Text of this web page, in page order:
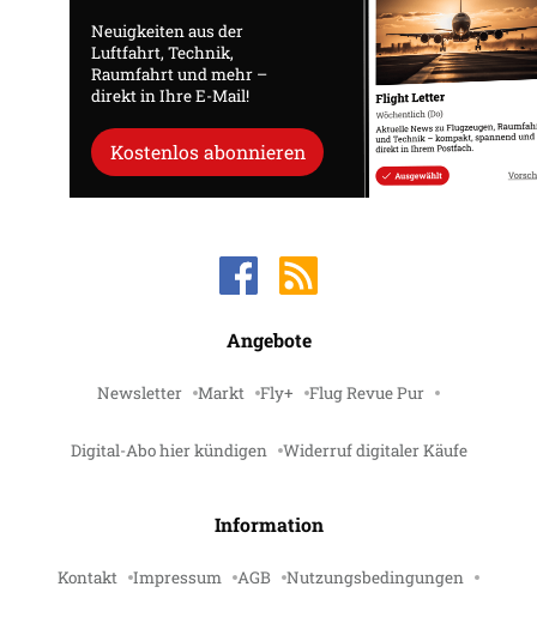
Neuigkeiten aus der
Luftfahrt, Technik,
Raumfahrt und mehr –
direkt in Ihre E-Mail!
Kostenlos abonnieren
Angebote
Newsletter Markt Fly+ Flug Revue Pur
Digital-Abo hier kündigen Widerruf digitaler Käufe
Information
Kontakt Impressum AGB Nutzungsbedingungen